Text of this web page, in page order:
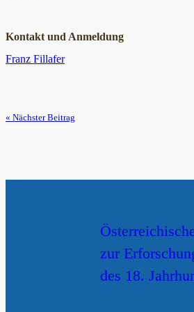
Kontakt und Anmeldung
Franz Fillafer
« Nächster Beitrag
zur
des 18.